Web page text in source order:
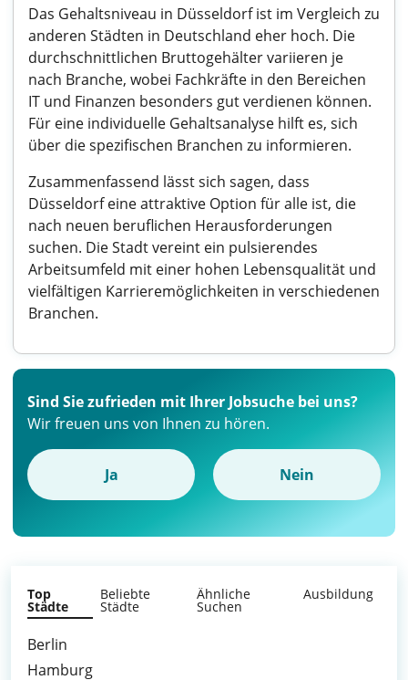
Das Gehaltsniveau in Düsseldorf ist im Vergleich zu
anderen Städten in Deutschland eher hoch. Die
durchschnittlichen Bruttogehälter variieren je
nach Branche, wobei Fachkräfte in den Bereichen
IT und Finanzen besonders gut verdienen können.
Für eine individuelle Gehaltsanalyse hilft es, sich
über die spezifischen Branchen zu informieren.
Zusammenfassend lässt sich sagen, dass
Düsseldorf eine attraktive Option für alle ist, die
nach neuen beruflichen Herausforderungen
suchen. Die Stadt vereint ein pulsierendes
Arbeitsumfeld mit einer hohen Lebensqualität und
vielfältigen Karrieremöglichkeiten in verschiedenen
Branchen.
Sind Sie zufrieden mit Ihrer Jobsuche bei uns?
Wir freuen uns von Ihnen zu hören.
Ja Nein
Top
Städte
Beliebte
Städte
Ähnliche
Suchen
Ausbildung
Berlin
Hamburg